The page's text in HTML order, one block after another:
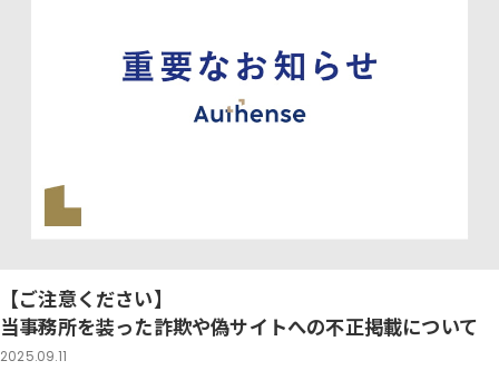
【ご注意ください】
当事務所を装った詐欺や偽サイトへの不正掲載について
2025.09.11